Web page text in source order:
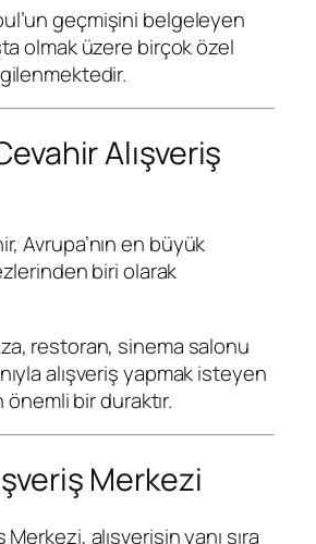
geçmişini belgeleyen
olmak üzere birçok özel
Alışveriş
, Avrupa’nın en büyük
biri olarak
restoran, sinema salonu
alışveriş yapmak isteyen
bir duraktır.
Merkezi
Merkezi, alışverişin yanı sıra